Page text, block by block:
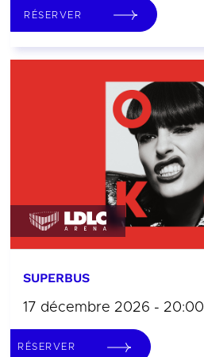
RÉSERVER
SUPERBUS
17 décembre 2026 - 20:00
RÉSERVER